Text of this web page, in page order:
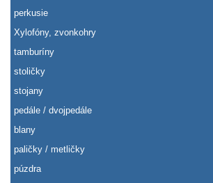
perkusie
Xylofóny, zvonkohry
tamburíny
stoličky
stojany
pedále / dvojpedále
blany
paličky / metličky
púzdra